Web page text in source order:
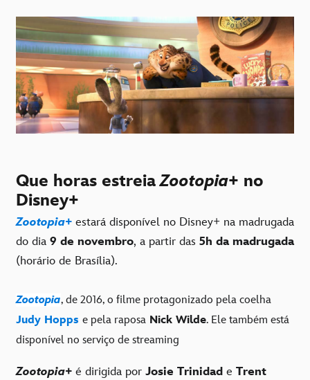
Que horas estreiaZootopia+ no
Disney+
Zootopia+ estará disponível no Disney+ na madrugada
do dia 9 de novembro, a partir das 5h da madrugada
(horário de Brasília).
Zootopia, de 2016, o filme protagonizado pela coelha
Judy Hopps e pela raposa Nick Wilde. Ele também está
disponível no serviço de streaming
Zootopia+ é dirigida por Josie Trinidad e Trent